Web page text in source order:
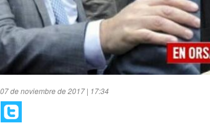
de noviembre de 2017 | 17:34